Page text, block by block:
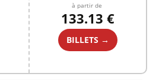
à partir de
133.13 €
BILLETS →